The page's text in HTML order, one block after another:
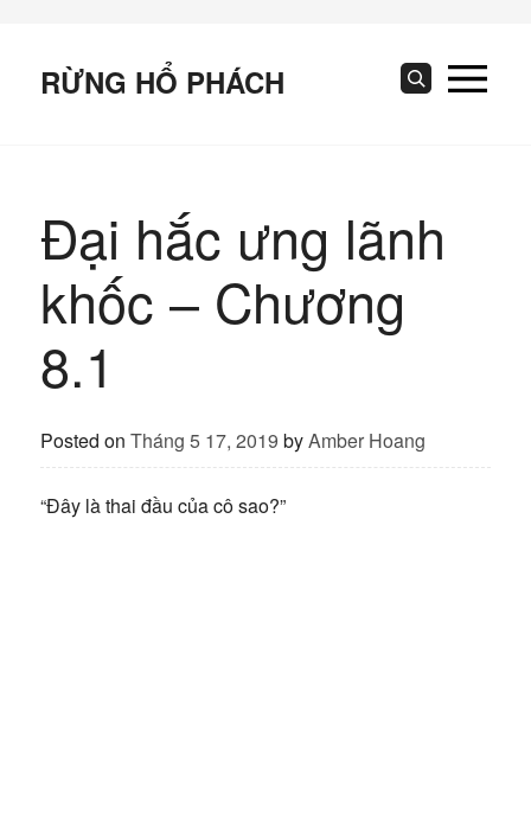
contentRỪNG HỔ PHÁCH Search
Đại hắc ưng lãnh
khốc – Chương
8.1
Posted on Tháng 5 17, 2019 byAmber Hoang
“Đây là thai đầu của cô sao?”